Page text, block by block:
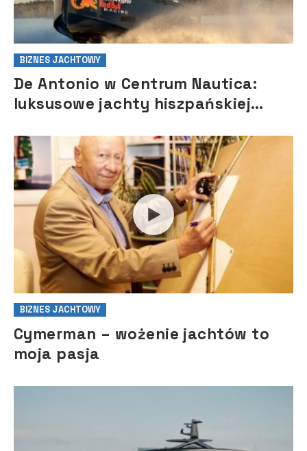
BIZNES JACHTOWY
De Antonio w Centrum Nautica:
luksusowe jachty hiszpańskiej
BIZNES JACHTOWY
Cymerman – wożenie jachtów to
moja pasja